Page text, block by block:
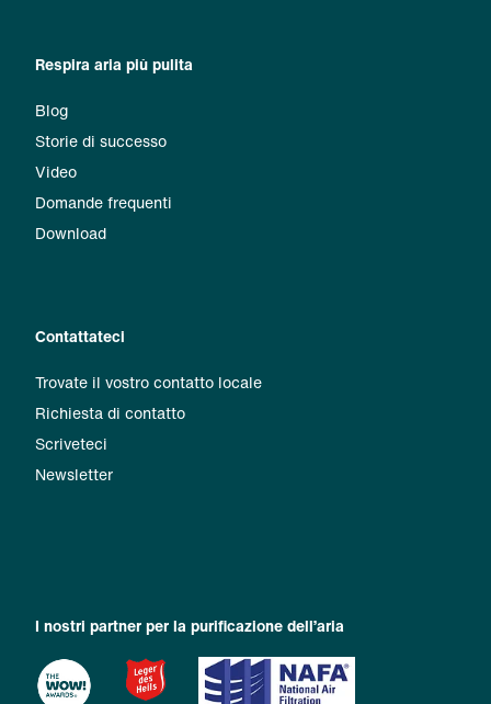
Respira aria più pulita
Blog
Storie di successo
Video
Domande frequenti
Download
Contattateci
Trovate il vostro contatto locale
Richiesta di contatto
Scriveteci
Newsletter
I nostri partner per la purificazione dell’aria